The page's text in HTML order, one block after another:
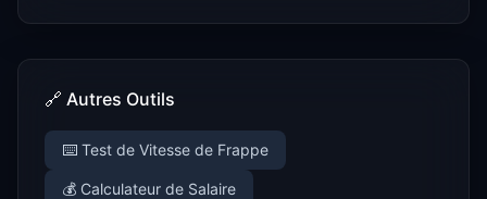
🔗 Autres Outils
⌨️ Test de Vitesse de Frappe
💰 Calculateur de Salaire